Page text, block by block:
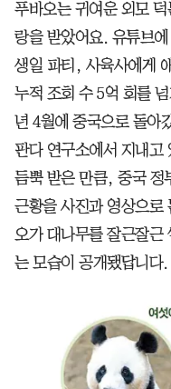
푸바오는 귀여운 외모
랑을 받았어요. 유튜브
생일 파티, 사육사에게
누적 조회 수 5억 회를
년 4월에 중국으로 돌아
판다 연구소에서 지내고
듬뿍 받은 만큼, 중국 정
근황을 사진과 영상으로
오가 대나무를 잘근잘근
는 모습이 공개됐답니다.